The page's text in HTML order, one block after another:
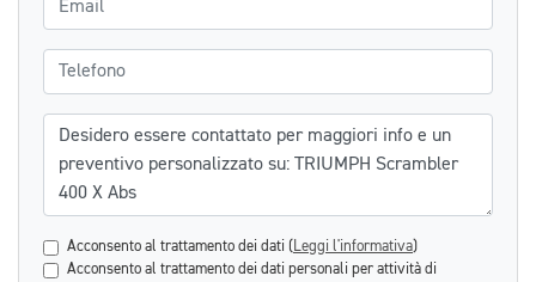
Telefono
Messaggio
Acconsento al trattamento dei dati ( Leggi l'informativa)
Acconsento al trattamento dei dati personali per attività di